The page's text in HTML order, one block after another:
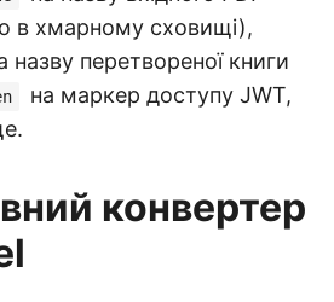
в хмарному сховищі),
назву перетвореної книги
на маркер доступу JWT,
конвертер